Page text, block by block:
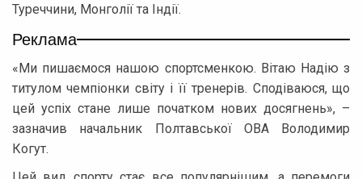
Туреччини, Монголії та Індії.
Реклама
«Ми пишаємося нашою спортсменкою. Вітаю Надію з
титулом чемпіонки світу і її тренерів. Сподіваюся, що
цей успіх стане лише початком нових досягнень», –
зазначив начальник Полтавської ОВА Володимир
Когут.